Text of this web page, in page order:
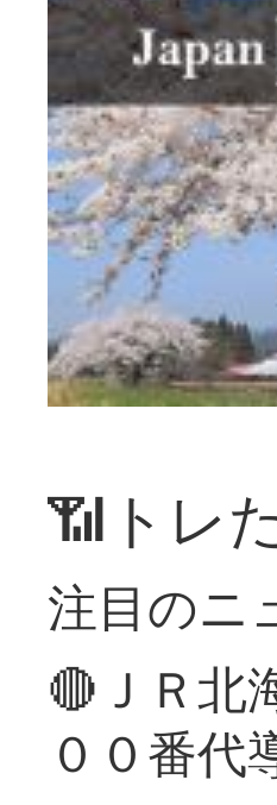
📶トレ
注目のニ
🔴ＪＲ北
００番代